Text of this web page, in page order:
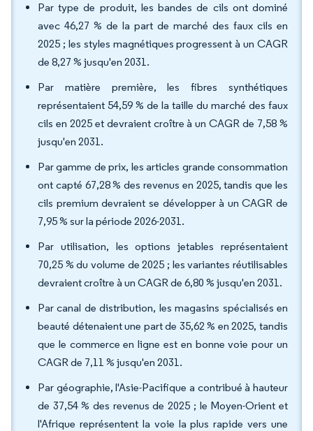
Par type de produit, les bandes de cils ont dominé
avec 46,27 % de la part de marché des faux cils en
2025 ; les styles magnétiques progressent à un CAGR
de 8,27 % jusqu'en 2031.
Par matière première, les fibres synthétiques
représentaient 54,59 % de la taille du marché des faux
cils en 2025 et devraient croître à un CAGR de 7,58 %
jusqu'en 2031.
Par gamme de prix, les articles grande consommation
ont capté 67,28 % des revenus en 2025, tandis que les
cils premium devraient se développer à un CAGR de
7,95 % sur la période 2026-2031.
Par utilisation, les options jetables représentaient
70,25 % du volume de 2025 ; les variantes réutilisables
devraient croître à un CAGR de 6,80 % jusqu'en 2031.
Par canal de distribution, les magasins spécialisés en
beauté détenaient une part de 35,62 % en 2025, tandis
que le commerce en ligne est en bonne voie pour un
CAGR de 7,11 % jusqu'en 2031.
Par géographie, l'Asie-Pacifique a contribué à hauteur
de 37,54 % des revenus de 2025 ; le Moyen-Orient et
l'Afrique représentent la voie la plus rapide vers une